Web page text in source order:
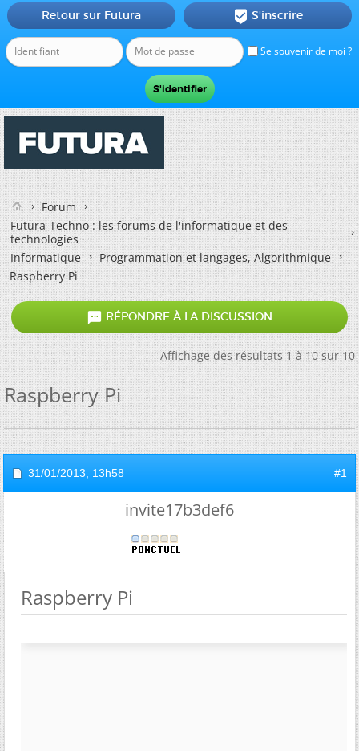
Se souvenir de moi ?
Retour sur Futura  S'inscrire
Forum
Futura-Techno : les forums de l'informatique et des
technologies
Informatique
Programmation et langages, Algorithmique
Raspberry Pi
 RÉPONDRE À LA DISCUSSION
Affichage des résultats 1 à 10 sur 10
Raspberry Pi
31/01/2013, 13h58 #1
invite17b3def6
Raspberry Pi